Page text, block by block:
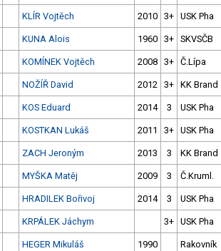
KLÍR Vojtěch 2010 3+ USK Pha
KUNA Alois 1960 3+ SKVSČB
KOMÍNEK Vojtěch 2008 3+ Č.Lípa
NOŽÍŘ David 2012 3+ KK Brand
KOS Eduard 2014 3 USK Pha
KOSTKAN Lukáš 2011 3+ USK Pha
ZACH Jeroným 2013 3 KK Brand
MYŠKA Matěj 2009 3 Č.Kruml.
HRADILEK Bořivoj 2014 3 USK Pha
KRPÁLEK Jáchym 3+ USK Pha
HEGER Mikuláš 1990 Rakovník